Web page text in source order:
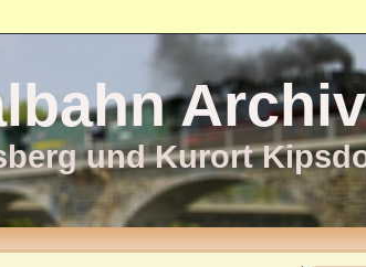
Archiv
und Kurort